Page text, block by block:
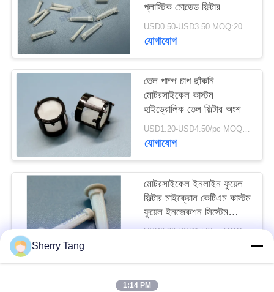
একটি
উদ্ধৃতি
অনুরোধ
PRIVACY
POLICY
প্লাস্টিক মোল্ডেড ফিল্টার
USD0.50-USD3.50 MOQ:200pcs
যোগাযোগ
তেল পাম্প চাপ ছাঁকনি
মোটরসাইকেল কাস্টম
হাইড্রোলিক তেল ফিল্টার অংশ
USD1.20-USD4.50/pc MOQ:200pcs
যোগাযোগ
মোটরসাইকেল ইনলাইন ফুয়েল
ফিল্টার মাইক্রোন কেটিএম কাস্টম
ফুয়েল ইনজেকশন সিস্টেম
স্ট্রেনার
USD0.30-USD1.50/pc MOQ:200PCS
Sherry Tang
1:14 PM